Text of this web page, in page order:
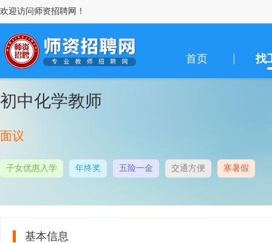
欢迎访问师资招聘网！
首页 找
初中化学教师
面议
子女优惠入学 年终奖 五险一金 交通方便 寒暑假
基本信息